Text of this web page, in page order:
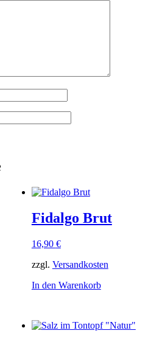
Fidalgo Brut
16,90 €
zzgl. Versandkosten
In den Warenkorb